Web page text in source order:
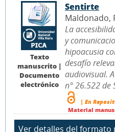
Texto
manuscrito |
Documento
electrónico
Sentirte
Maldonado,
La
y
hipoacusia
desafío
audiovisual.
n° 26.522 de
| En
Material